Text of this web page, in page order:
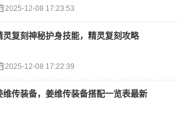
2025-12-08 17:23:53
灵复刻神秘护身技能，精灵复刻攻略
2025-12-08 17:22:39
维传装备，姜维传装备搭配一览表最新